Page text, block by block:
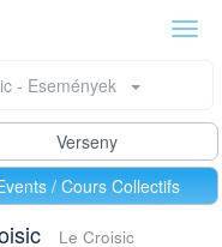
- Események
Verseny
/ Cours Collectifs
Le Croisic